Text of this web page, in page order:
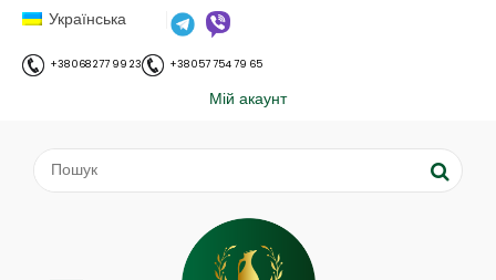
Українська
+38 068 277 99 23 +38 057 754 79 65
Мій акаунт